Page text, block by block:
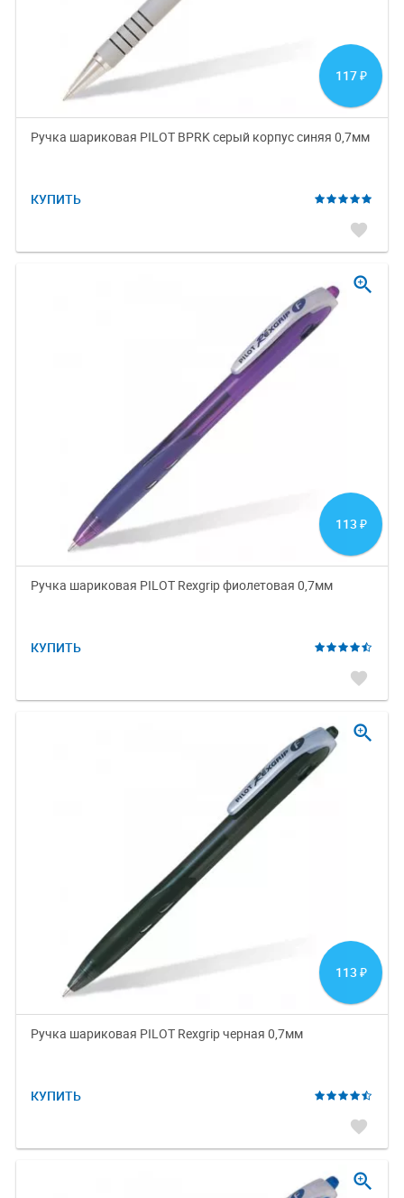
117 ₽
Ручка шариковая PILOT BPRK серый корпус синяя 0,7мм
КУПИТЬ
favorite
113 ₽
Ручка шариковая PILOT Rexgrip фиолетовая 0,7мм
КУПИТЬ
favorite
zoom_in
113 ₽
Ручка шариковая PILOT Rexgrip черная 0,7мм
КУПИТЬ
favorite
zoom_in
zoom_in